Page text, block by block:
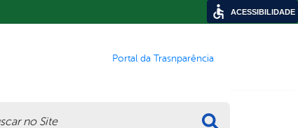
Portal da Trasnparência
ACESSIBILIDADE